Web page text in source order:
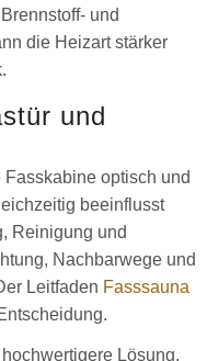
und
die Heizart stärker
und
optisch und
beeinflusst
Reinigung und
Nachbarwege und
Leitfaden Fasssauna
Lösung.